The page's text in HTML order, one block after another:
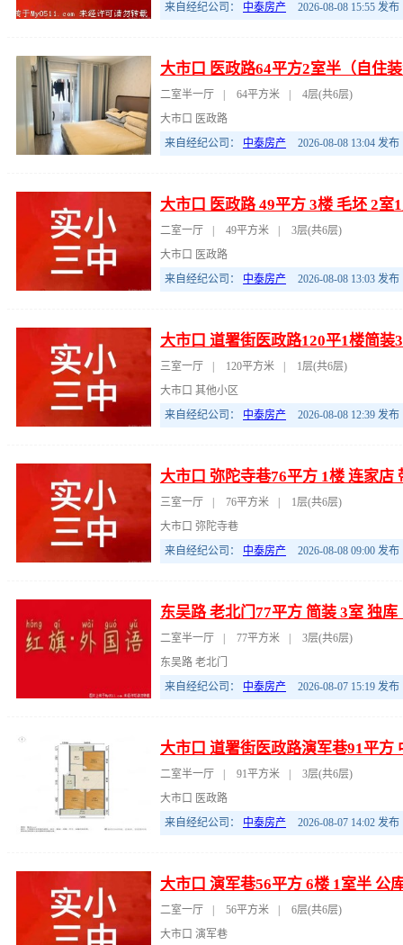
来自经纪公司： 中泰房产 2026-08-08 15:55 发布
大市口 医政路64平方2室半（自住
二室半一厅 64平方米
4层(共6层)
大市口 医政路
来自经纪公司： 中泰房产 2026-08-08 13:04 发布
大市口 医政路 49平方 3楼 毛坯 2室
二室一厅 49平方米
3层(共6层)
大市口 医政路
来自经纪公司： 中泰房产 2026-08-08 13:03 发布
大市口 道署街医政路120平1楼简
三室一厅 120平方米
1层(共6层)
大市口 其他小区
来自经纪公司： 中泰房产 2026-08-08 12:39 发布
大市口 弥陀寺巷76平方 1楼 连家
三室一厅 76平方米
1层(共6层)
大市口 弥陀寺巷
来自经纪公司： 中泰房产 2026-08-08 09:00 发布
东吴路 老北门77平方 简装 3室 独
二室半一厅 77平方米
3层(共6层)
东吴路 老北门
来自经纪公司： 中泰房产 2026-08-07 15:19 发布
大市口 道署街医政路演军巷91平方
二室半一厅 91平方米
3层(共6层)
大市口 医政路
来自经纪公司： 中泰房产 2026-08-07 14:02 发布
大市口 演军巷56平方 6楼 1室半 公
二室一厅 56平方米
6层(共6层)
大市口 演军巷